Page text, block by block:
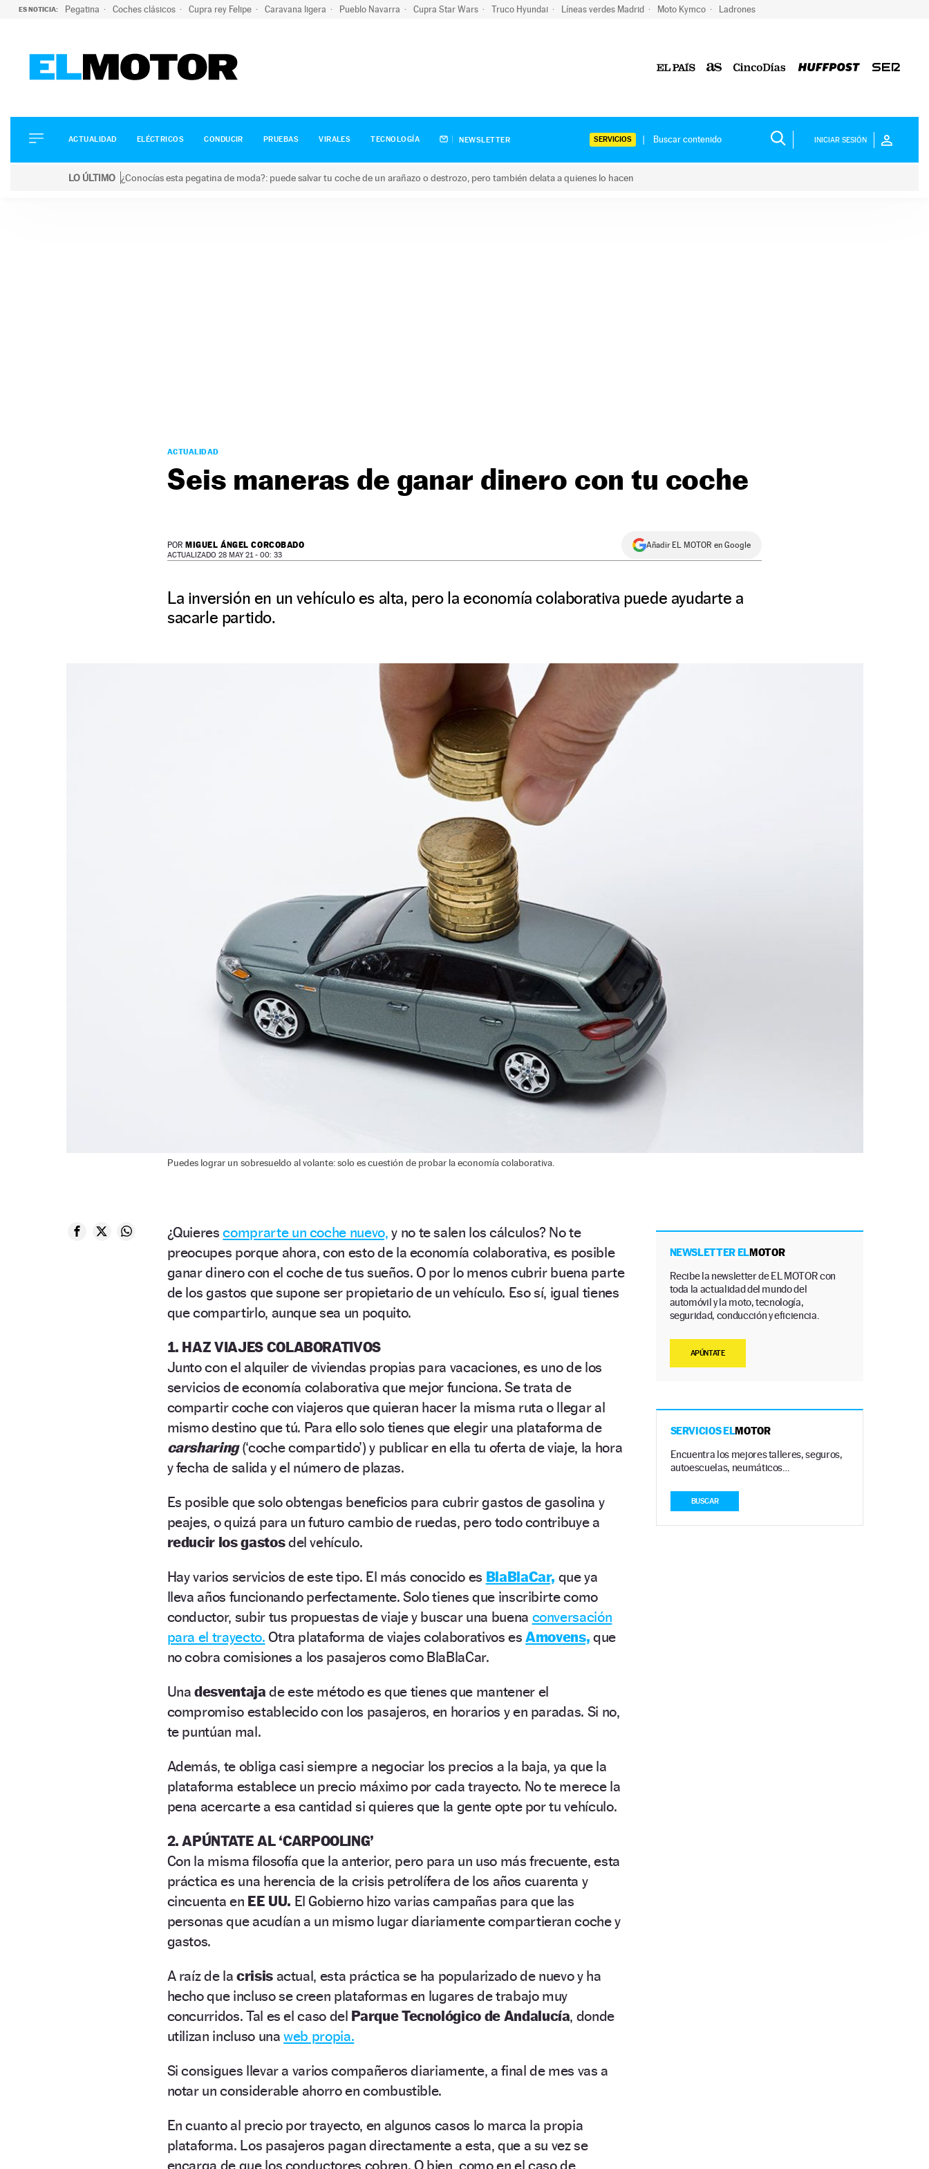
ES NOTICIA: Pegatina Coches clásicos Cupra rey Felipe Caravana ligera Pueblo Navarra Cupra Star Wars Truco Hyundai Líneas verdes Madrid Moto Kymco Ladrones
ELÉCTRICOS
CONDUCIR
ACTUALIDAD ELÉCTRICOS CONDUCIR PRUEBAS VIRALES TECNOLOGÍA NEWSLETTER SERVICIOS INICIAR SESIÓN
LO ÚLTIMO ¿Conocías esta pegatina de moda?: puede salvar tu coche de un arañazo o destrozo, pero también delata a quienes lo hacen
ACTUALIDAD
Seis maneras de ganar dinero con tu coche
POR MIGUEL ÁNGEL CORCOBADO
ACTUALIZADO 28 MAY 21 - 00: 33
Añadir EL MOTOR en Google
La inversión en un vehículo es alta, pero la economía colaborativa puede ayudarte a
sacarle partido.
Puedes lograr un sobresueldo al volante: solo es cuestión de probar la economía colaborativa.
¿Quierescomprarte un coche nuevo, y no te salen los cálculos? No te
preocupes porque ahora, con esto de la economía colaborativa, es posible
ganar dinero con el coche de tus sueños. O por lo menos cubrir buena parte
de los gastos que supone ser propietario de un vehículo. Eso sí, igual tienes
que compartirlo, aunque sea un poquito.
1. HAZ VIAJES COLABORATIVOS
Junto con el alquiler de viviendas propias para vacaciones, es uno de los
servicios de economía colaborativa que mejor funciona. Se trata de
compartir coche con viajeros que quieran hacer la misma ruta o llegar al
mismo destino que tú. Para ello solo tienes que elegir una plataforma de
carsharing(‘coche compartido’) y publicar en ella tu oferta de viaje, la hora
y fecha de salida y el número de plazas.
Es posible que solo obtengas beneficios para cubrir gastos de gasolina y
peajes, o quizá para un futuro cambio de ruedas, pero todo contribuye a
reducir los gastosdel vehículo.
Hay varios servicios de este tipo. El más conocido es BlaBlaCar, que ya
lleva años funcionando perfectamente. Solo tienes que inscribirte como
conductor, subir tus propuestas de viaje y buscar una buena conversación
para el trayecto. Otra plataforma de viajes colaborativos esAmovens, que
no cobra comisiones a los pasajeros como BlaBlaCar.
Unadesventaja de este método es que tienes que mantener el
compromiso establecido con los pasajeros, en horarios y en paradas. Si no,
te puntúan mal.
Además, te obliga casi siempre a negociar los precios a la baja, ya que la
plataforma establece un precio máximo por cada trayecto. No te merece la
pena acercarte a esa cantidad si quieres que la gente opte por tu vehículo.
2. APÚNTATE AL ‘CARPOOLING’
Con la misma filosofía que la anterior, pero para un uso más frecuente, esta
práctica es una herencia de la crisis petrolífera de los años cuarenta y
cincuenta en EE UU. El Gobierno hizo varias campañas para que las
personas que acudían a un mismo lugar diariamente compartieran coche y
gastos.
A raíz de la crisisactual, esta práctica se ha popularizado de nuevo y ha
hecho que incluso se creen plataformas en lugares de trabajo muy
concurridos. Tal es el caso del Parque Tecnológico de Andalucía, donde
utilizan incluso unaweb propia.
Si consigues llevar a varios compañeros diariamente, a final de mes vas a
notar un considerable ahorro en combustible.
En cuanto al precio por trayecto, en algunos casos lo marca la propia
plataforma. Los pasajeros pagan directamente a esta, que a su vez se
encarga de que los conductores cobren. O bien, como en el caso de
NEWSLETTER ELMOTOR
Recibe la newsletter de EL MOTOR con
toda la actualidad del mundo del
automóvil y la moto, tecnología,
seguridad, conducción y eficiencia.
APÚNTATE
SERVICIOS ELMOTOR
Encuentra los mejores talleres, seguros,
autoescuelas, neumáticos…
BUSCAR